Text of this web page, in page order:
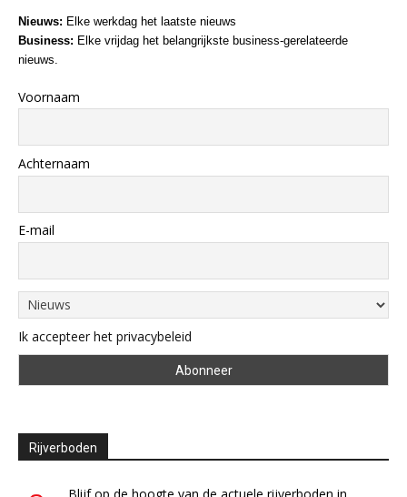
Nieuws: Elke werkdag het laatste nieuws
Business: Elke vrijdag het belangrijkste business-gerelateerde
nieuws.
Voornaam
Achternaam
E-mail
Ik accepteer het privacybeleid
Rijverboden
Blijf op de hoogte van de actuele rijverboden in